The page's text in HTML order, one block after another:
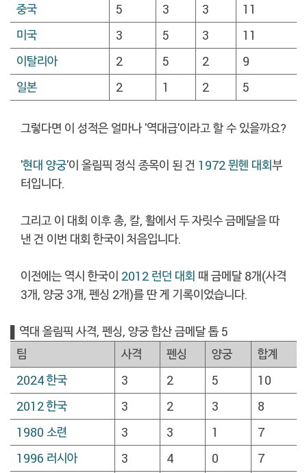
중국
5 3 3
11
미국
3 5 3
11
이탈리아
2 5 2
9
일본
2 1 2 5
그렇다면 이 성적은 얼마나 '역대급'이라고 할 수 있을까요?
'현대 양궁'이 올림픽 정식 종목이 된 건 1972 뮌헨 대회부
터입니다.
그리고 이 대회 이후 총, 칼, 활에서 두 자릿수 금메달을 따
낸 건 이번 대회 한국이 처음입니다.
이전에는 역시 한국이 2012 런던 대회 때 금메달 8개(사격
3개, 양궁 3개, 펜싱 2개)를 딴 게 기록이었습니다.
▌역대 올림픽 사격, 펜싱, 양궁 합산 금메달 톱 5
팀
사격 펜싱 양궁
합계
2024 한국
3 2 5
10
2012 한국
3 2 3
8
1980 소련
3 3 1
7
1996 러시아
3 4 0
7